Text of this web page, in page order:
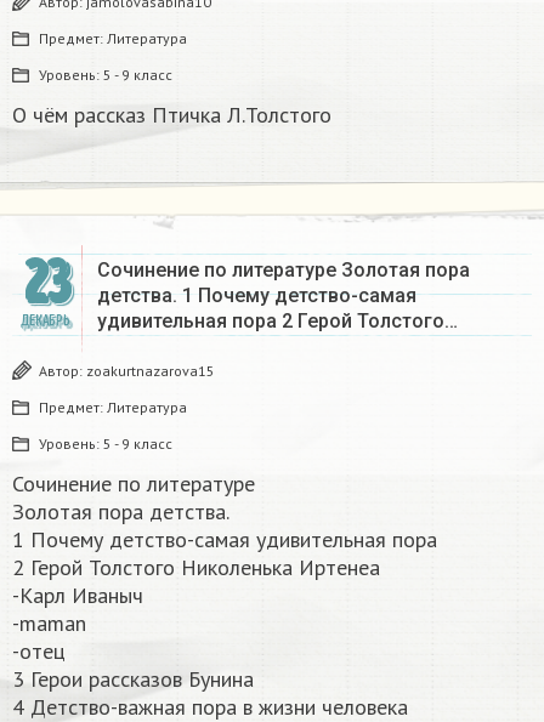
Предмет: Литература
Уровень: 5 - 9 класс
О чём рассказ Птичка Л.Толстого
23
ДЕКАБРЬ
Сочинение по литературе Золотая пора
детства. 1 Почему детство-самая
удивительная пора 2 Герой Толстого…
Автор: zoakurtnazarova15
Предмет: Литература
Уровень: 5 - 9 класс
Сочинение по литературе
Золотая пора детства.
1 Почему детство-самая удивительная пора
2 Герой Толстого Николенька Иртенеа
-Карл Иваныч
-maman
-отец
3 Герои рассказов Бунина
4 Детство-важная пора в жизни человека​